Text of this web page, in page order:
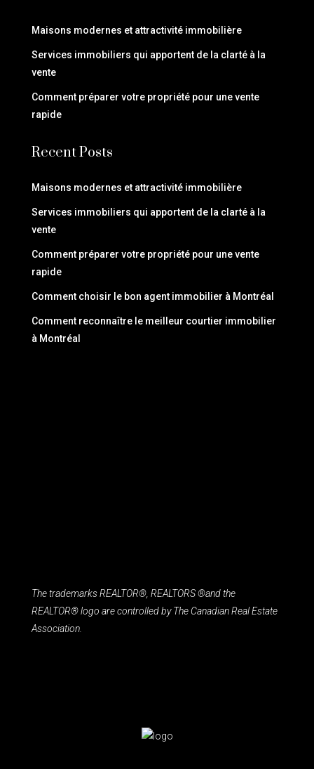
Maisons modernes et attractivité immobilière
Services immobiliers qui apportent de la clarté à la
vente
Comment préparer votre propriété pour une vente
rapide
Recent Posts
Maisons modernes et attractivité immobilière
Services immobiliers qui apportent de la clarté à la
vente
Comment préparer votre propriété pour une vente
rapide
Comment choisir le bon agent immobilier à Montréal
Comment reconnaître le meilleur courtier immobilier
à Montréal
The trademarks REALTOR®, REALTORS ®and the
REALTOR® logo are controlled by The Canadian Real Estate
Association.